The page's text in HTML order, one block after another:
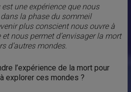
une expérience que nous
la phase du sommeil
plus conscient nous ouvre à
nous permet d’envisager la mort
d’autres mondes.
l’expérience de la mort pour
explorer ces mondes ?